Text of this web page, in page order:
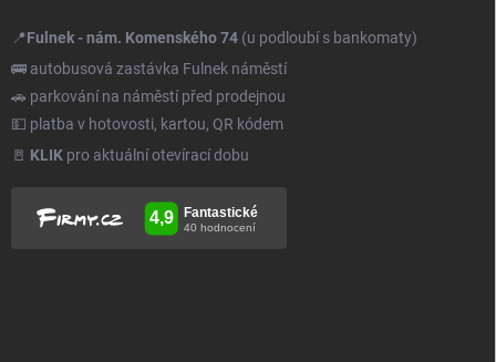
📍Fulnek - nám. Komenského 74 (u podloubí s bankomaty)
🚌 autobusová zastávka Fulnek náměstí
🚗 parkování na náměstí před prodejnou
💵 platba v hotovosti, kartou, QR kódem
🚪 KLIK pro aktuální otevírací dobu